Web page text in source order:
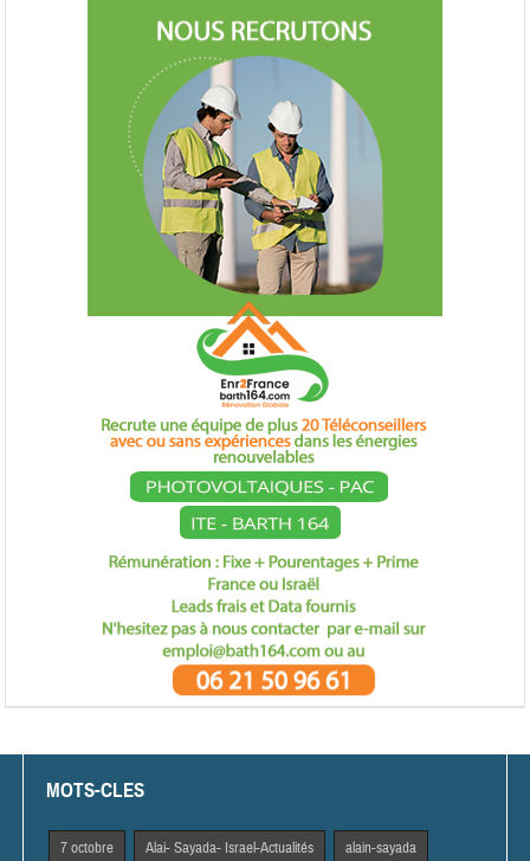
MOTS-CLES
7 octobre Alai- Sayada- Israel-Actualités alain-sayada